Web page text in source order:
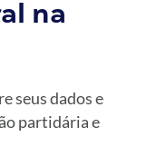
na
seus dados e
partidária e